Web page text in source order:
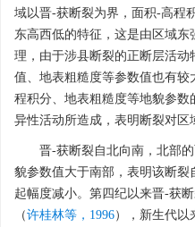
域以晋-获断裂为界，面积-高程
东高西低的特征，这是由区域东
理，由于涉县断裂的正断层活
值、地表粗糙度等参数值也有
程积分、地表粗糙度等地貌参
异性活动所造成，表明断裂对区
晋-获断裂自北向南，北部
貌参数值大于南部，表明该断
起幅度减小。第四纪以来晋-获
（许桂林等，1996），新生代以